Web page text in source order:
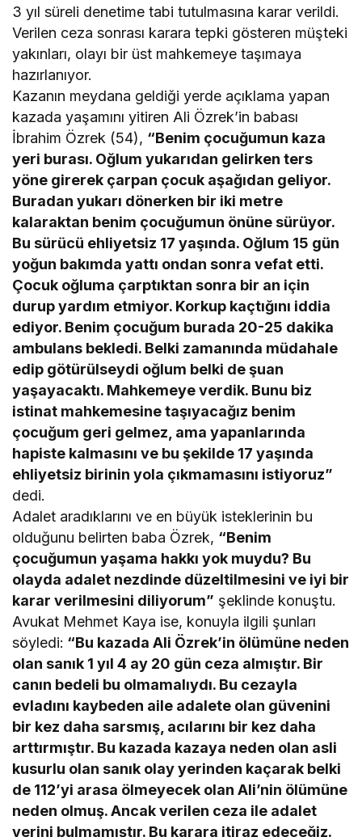
3 yıl süreli denetime tabi tutulmasına karar verildi.
Verilen ceza sonrası karara tepki gösteren müşteki
yakınları, olayı bir üst mahkemeye taşımaya
hazırlanıyor.
Kazanın meydana geldiği yerde açıklama yapan
kazada yaşamını yitiren Ali Özrek’in babası
İbrahim Özrek (54), “Benim çocuğumun kaza
yeri burası. Oğlum yukarıdan gelirken ters
yöne girerek çarpan çocuk aşağıdan geliyor.
Buradan yukarı dönerken bir iki metre
kalaraktan benim çocuğumun önüne sürüyor.
Bu sürücü ehliyetsiz 17 yaşında. Oğlum 15 gün
yoğun bakımda yattı ondan sonra vefat etti.
Çocuk oğluma çarptıktan sonra bir an için
durup yardım etmiyor. Korkup kaçtığını iddia
ediyor. Benim çocuğum burada 20-25 dakika
ambulans bekledi. Belki zamanında müdahale
edip götürülseydi oğlum belki de şuan
yaşayacaktı. Mahkemeye verdik. Bunu biz
istinat mahkemesine taşıyacağız benim
çocuğum geri gelmez, ama yapanlarında
hapiste kalmasını ve bu şekilde 17 yaşında
ehliyetsiz birinin yola çıkmamasını istiyoruz”
dedi.
Adalet aradıklarını ve en büyük isteklerinin bu
olduğunu belirten baba Özrek, “Benim
çocuğumun yaşama hakkı yok muydu? Bu
olayda adalet nezdinde düzeltilmesini ve iyi bir
karar verilmesini diliyorum” şeklinde konuştu.
Avukat Mehmet Kaya ise, konuyla ilgili şunları
söyledi: “Bu kazada Ali Özrek’in ölümüne neden
olan sanık 1 yıl 4 ay 20 gün ceza almıştır. Bir
canın bedeli bu olmamalıydı. Bu cezayla
evladını kaybeden aile adalete olan güvenini
bir kez daha sarsmış, acılarını bir kez daha
arttırmıştır. Bu kazada kazaya neden olan asli
kusurlu olan sanık olay yerinden kaçarak belki
de 112’yi arasa ölmeyecek olan Ali’nin ölümüne
neden olmuş. Ancak verilen ceza ile adalet
yerini bulmamıştır. Bu karara itiraz edeceğiz.